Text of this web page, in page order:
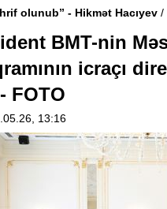
bəzi fikirlər təhrif olunub” -
BMT-nin
icraçı
FOTO
13:16